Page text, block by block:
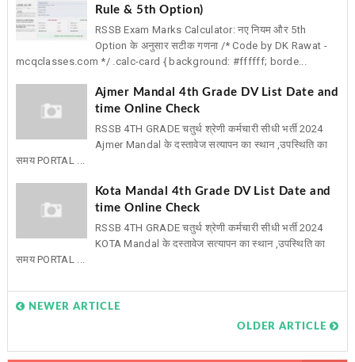
Rule & 5th Option)
RSSB Exam Marks Calculator: नए नियम और 5th
Option के अनुसार सटीक गणना /* Code by DK Rawat -
mcqclasses.com */ .calc-card { background: #ffffff; borde...
Ajmer Mandal 4th Grade DV List Date and
time Online Check
RSSB 4TH GRADE चतुर्थ श्रेणी कर्मचारी सीधी भर्ती 2024
Ajmer Mandal के दस्तावेज सत्यापन का स्थान ,उपस्थिति का
समय PORTAL ...
Kota Mandal 4th Grade DV List Date and
time Online Check
RSSB 4TH GRADE चतुर्थ श्रेणी कर्मचारी सीधी भर्ती 2024
KOTA Mandal के दस्तावेज सत्यापन का स्थान ,उपस्थिति का
समय PORTAL ...
NEWER ARTICLE
OLDER ARTICLE